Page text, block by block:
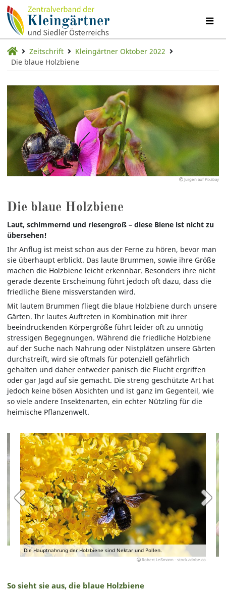
Zeitschrift
Kleingärtner Oktober 2022
Die blaue Holzbiene
Jürgen auf Pixabay
Die blaue Holzbiene
Laut, schimmernd und riesengroß – diese Biene ist nicht zu
übersehen!
Ihr Anflug ist meist schon aus der Ferne zu hören, bevor man
sie überhaupt erblickt. Das laute Brummen, sowie ihre Größe
machen die Holzbiene leicht erkennbar. Besonders ihre nicht
gerade dezente Erscheinung führt jedoch oft dazu, dass die
friedliche Biene missverstanden wird.
Mit lautem Brummen fliegt die blaue Holzbiene durch unsere
Gärten. Ihr lautes Auftreten in Kombination mit ihrer
beeindruckenden Körpergröße führt leider oft zu unnötig
stressigen Begegnungen. Während die friedliche Holzbiene
auf der Suche nach Nahrung oder Nistplätzen unsere Gärten
durchstreift, wird sie oftmals für potenziell gefährlich
gehalten und daher entweder panisch die Flucht ergriffen
oder gar Jagd auf sie gemacht. Die streng geschützte Art hat
jedoch keine bösen Absichten und ist ganz im Gegenteil, wie
so viele andere Insektenarten, ein echter Nützling für die
heimische Pflanzenwelt.
Die Hauptnahrung der Holzbiene sind Nektar und Pollen.
Robert Leßmann - stock.adobe.co
So sieht sie aus, die blaue Holzbiene